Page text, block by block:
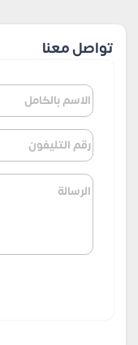
تواصل معنا